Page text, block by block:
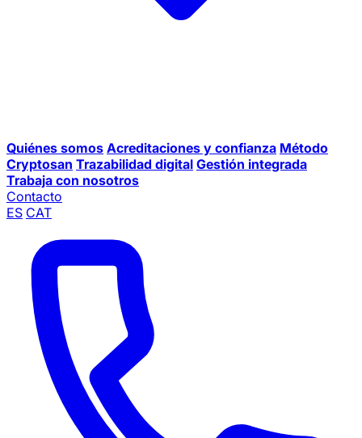
Quiénes somos Acreditaciones y confianza Método
Cryptosan Trazabilidad digital Gestión integrada
Trabaja con nosotros
Contacto
ES CAT